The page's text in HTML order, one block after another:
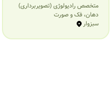
متخصص رادیولوژی (تصویربرداری)
دهان، فک و صورت
سبزوار